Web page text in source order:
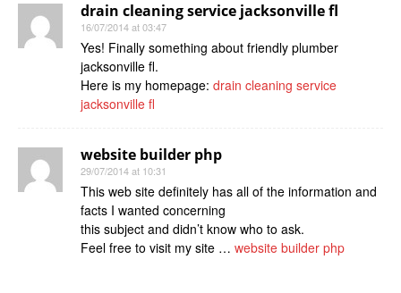
drain cleaning service jacksonville fl
16/07/2014 at 03:47
Yes! Finally something about friendly plumber
jacksonville fl.
Here is my homepage: drain cleaning service
jacksonville fl
website builder php
29/07/2014 at 10:31
This web site definitely has all of the information and
facts I wanted concerning
this subject and didn’t know who to ask.
Feel free to visit my site … website builder php